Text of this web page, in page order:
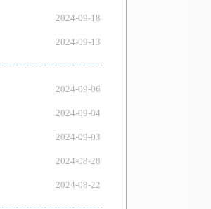
2024-09-18
2024-09-13
2024-09-06
2024-09-04
2024-09-03
2024-08-28
2024-08-22